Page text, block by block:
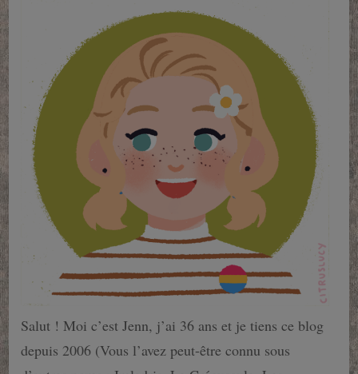
Salut ! Moi c’est Jenn, j’ai 36 ans et je tiens ce blog
depuis 2006 (Vous l’avez peut-être connu sous